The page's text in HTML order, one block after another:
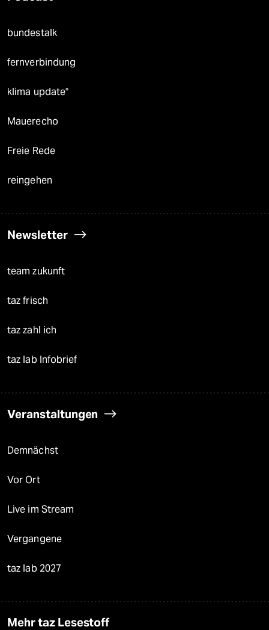
bundestalk
fernverbindung
klima update°
Mauerecho
Freie Rede
reingehen
Newsletter
team zukunft
taz frisch
taz zahl ich
taz lab Infobrief
Veranstaltungen
Demnächst
Vor Ort
Live im Stream
Vergangene
taz lab 2027
Mehr taz Lesestoff